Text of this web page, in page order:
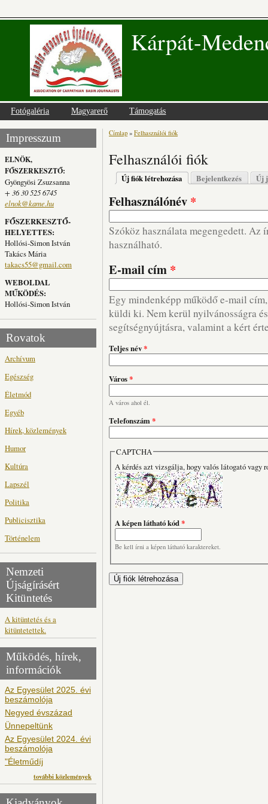
Kárpát-
Fotógaléria Magyarerő Támogatás
Impresszum
ELNÖK,
FŐSZERKESZTŐ:
Gyöngyösi Zsuzsanna
+ 36 30 525 6745
elnok@kame.hu
FŐSZERKESZTŐ-
HELYETTES:
Hollósi-Simon István
Takács Mária
takacs55@gmail.com
WEBOLDAL
MŰKÖDÉS:
Hollósi-Simon István
Rovatok
Archívum
Egészség
Életmód
Egyéb
Hírek, közlemények
Humor
Kultúra
Lapszél
Politika
Publicisztika
Történelem
Nemzeti
Újságírásért
Kitüntetés
A kitüntetés és a
kitüntetettek.
Működés, hírek,
információk
Az Egyesület 2025. évi
beszámolója
Negyed évszázad
Ünnepeltünk
Az Egyesület 2024. évi
beszámolója
"Életműdíj
további közlemények
Jelenlegi hely
Címlap » Felhasználói fiók
Felhasználói fiók
Elsődleges fülek
Új fiók létrehozása (aktív fül)
Bejelentkezés Új
Felhasználónév *
Szóköz használata megengedett. Az
használható.
E-mail cím *
Egy mindenképp működő e-mail
küldi ki. Nem kerül nyilvánosságra
segítségnyújtásra, valamint a kért
Teljes név*
Város*
A város ahol él.
Telefonszám*
CAPTCHA
A kérdés azt vizsgálja, hogy valós látogató vagy
A képen látható kód*
Be kell írni a képen látható karaktereket.